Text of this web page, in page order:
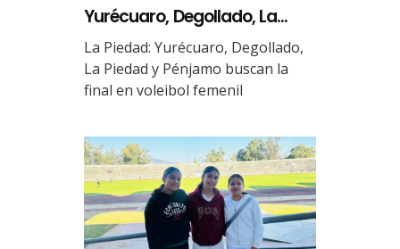
Yurécuaro, Degollado, La...
La Piedad: Yurécuaro, Degollado,
La Piedad y Pénjamo buscan la
final en voleibol femenil